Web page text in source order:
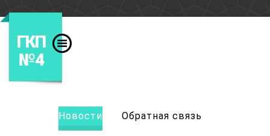
ГКП
№4
Новости Обратная связь